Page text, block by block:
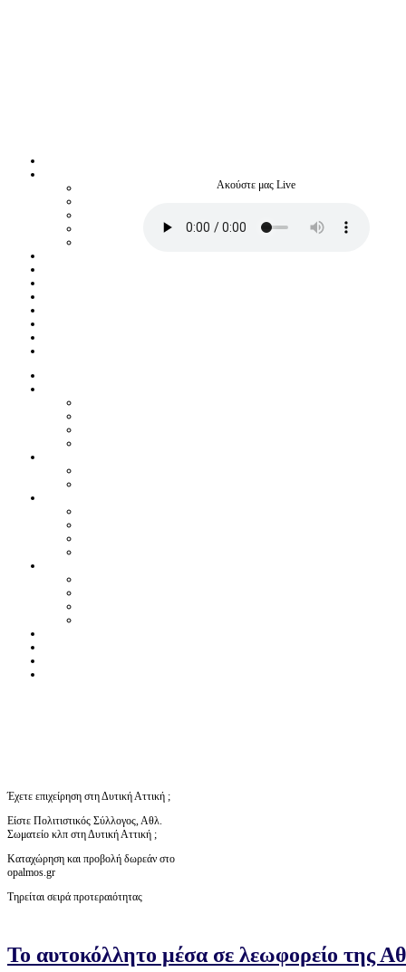
Ακούστε μας Live
Έχετε επιχείρηση στη Δυτική Αττική ;
Είστε Πολιτιστικός Σύλλογος, Αθλ.
Σωματείο κλπ στη Δυτική Αττική ;
Καταχώρηση και προβολή δωρεάν στο
opalmos.gr
Τηρείται σειρά προτεραιότητας
Το αυτοκόλλητο μέσα σε λεωφορείο της